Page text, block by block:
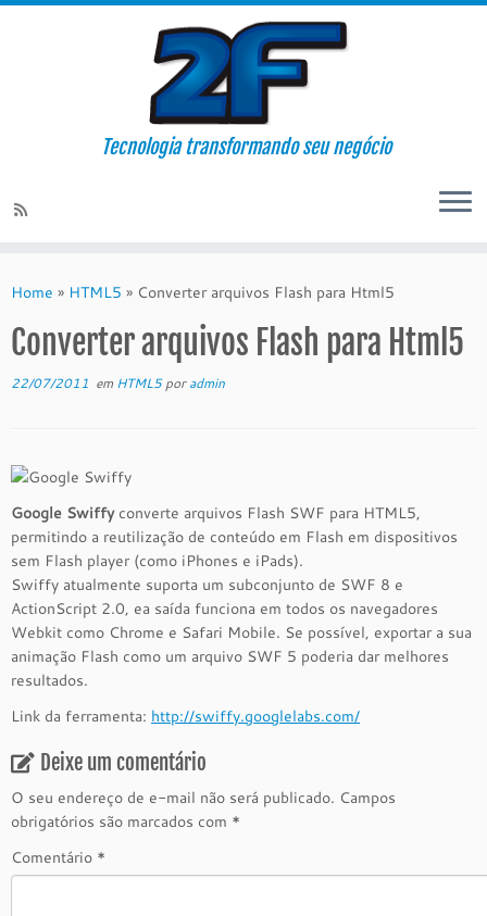
Tecnologia transformando seu negócio
Home » HTML5 » Converter arquivos Flash para Html5
Converter arquivos Flash para Html5
22/07/2011 em HTML5poradmin
Google Swiffyconverte arquivos Flash SWF para HTML5,
permitindo a reutilização de conteúdo em Flash em dispositivos
sem Flash player (como iPhones e iPads).
Swiffy atualmente suporta um subconjunto de SWF 8 e
ActionScript 2.0, ea saída funciona em todos os navegadores
Webkit como Chrome e Safari Mobile. Se possível, exportar a sua
animação Flash como um arquivo SWF 5 poderia dar melhores
resultados.
Link da ferramenta: http://swiffy.googlelabs.com/
Deixe um comentário
O seu endereço de e-mail não será publicado. Campos
obrigatórios são marcados com *
Comentário *